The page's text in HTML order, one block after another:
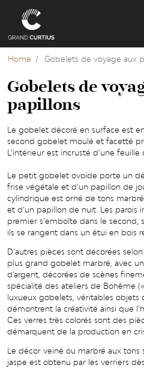
de
gaan
Home Gobelets de voyage aux
Gobelets de
papillons
Le gobelet décoré en surface est
second gobelet moulé et facetté
L’intérieur est incrusté d’une feuille
Le petit gobelet ovoïde porte un
frise végétale et d’un papillon de
cylindrique est orné de tons
et d’un papillon de nuit. Les parois
premier s’emboîte dans le second,
ils se rangent dans un étui en bois
D’autres pièces sont décorées
plus grand gobelet marbré, avec
d'argent, décorées de scènes
spécialité des ateliers de Bohême
luxueux gobelets, véritables objets
démontrent la créativité ainsi que
Ces verres très colorés sont des
démarquent de la production en
Le décor veiné ou marbré aux
jaspe est obtenu par les verriers